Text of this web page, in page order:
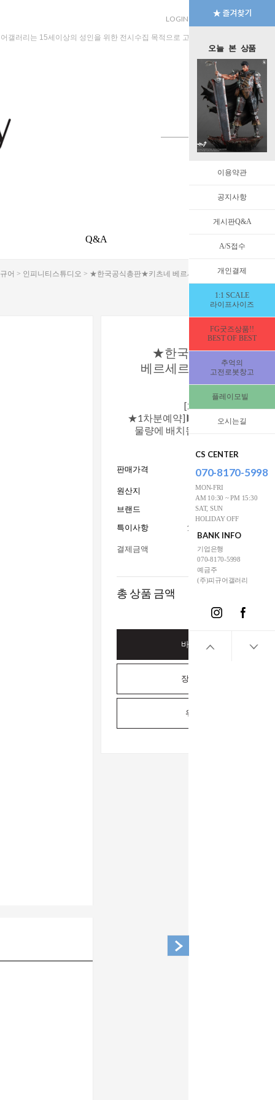
오늘 본 상품
이용약관
공지사항
게시판Q&A
A/S접수
개인결제
1:1 SCALE
라이프사이즈
FG굿즈상품!!
BEST OF BEST
추억의
고전로봇창고
플레이모빌
오시는길
CS CENTER
070-8170-5998
MON-FRI
AM 10:30 ~ PM 15:30
SAT, SUN
HOLIDAY OFF
BANK INFO
기업은행
070-8170-5998
예금주
(주)피규어갤러리
LOGIN JOIN MYPAGE
갤러리는 15세이상의 성인을 위한 전시수집 목적으로 고안된 수입판매 전문 법인
Q&A
어 > 인피니티스튜디오 > ★한국공식총판★키츠네 베르세르크 가츠 1/6스케일
★한국공식총판★키
베르세르크 가츠 1/6스
38cm
[2027년1분기_입고
★1차분예약]▶지금 주문하시면
물량에 배치됩니다 ▶일시불 결
판매가격 677,000
원산지
브랜드
특이사항 15세이상사용_전시수집
결제금액
총 상품 금액
바로구매하기
장바구니담기
위시리스트